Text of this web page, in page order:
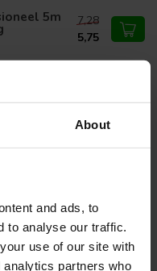
About
and ads, to
to analyse our traffic.
use of our site with
partners who
5m
7,28
5,75
11,76
Neem contact op via
+31 (0)30 203 59 02